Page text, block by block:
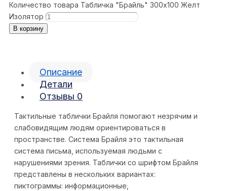
Количество товара Табличка "Брайль" 300x100 Желт
Изолятор
В корзину
Описание
Детали
Отзывы 0
Тактильные таблички Брайля помогают незрячим и
слабовидящим людям ориентироваться в
пространстве. Система Брайля это тактильная
система письма, используемая людьми с
нарушениями зрения. Таблички со шрифтом Брайля
представлены в нескольких вариантах:
пиктограммы: информационные,